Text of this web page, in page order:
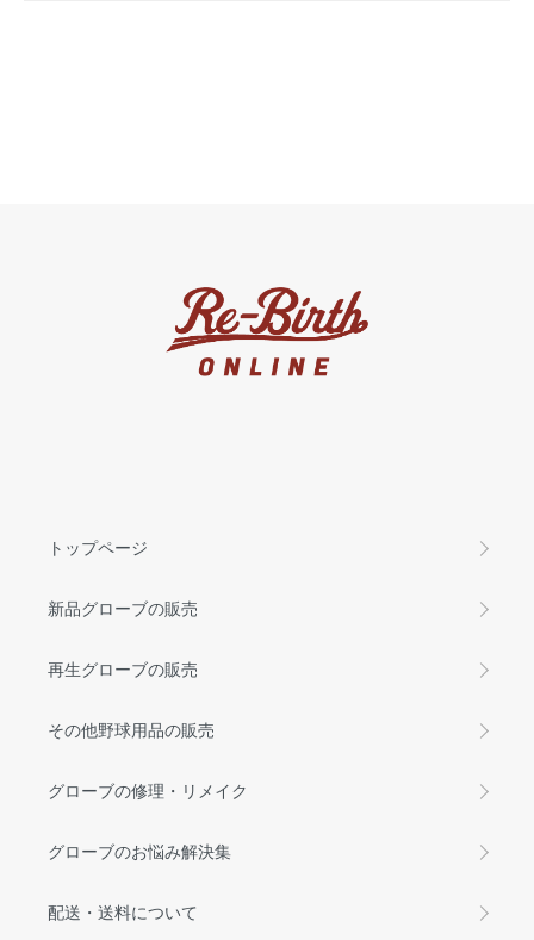
トップページ
新品グローブの販売
再生グローブの販売
その他野球用品の販売
グローブの修理・リメイク
グローブのお悩み解決集
配送・送料について